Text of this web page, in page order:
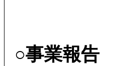
○事業報告